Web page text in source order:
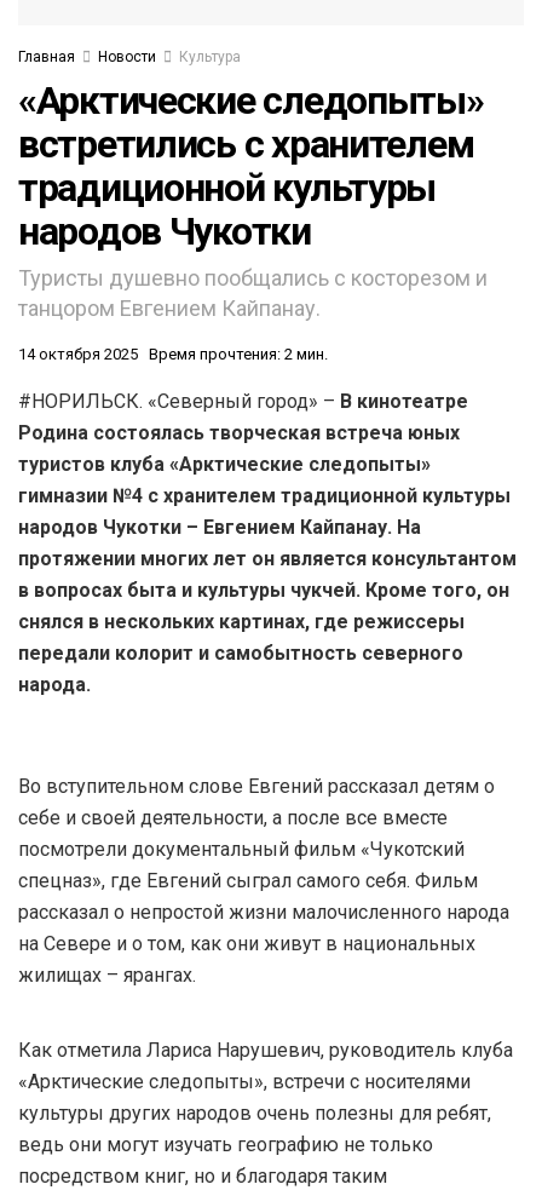
Главная Новости Культура
«Арктические следопыты»
встретились с хранителем
традиционной культуры
народов Чукотки
Туристы душевно пообщались с косторезом и
танцором Евгением Кайпанау.
14 октября 2025 Время прочтения: 2 мин.
#НОРИЛЬСК. «Северный город» – В кинотеатре
Родина состоялась творческая встреча юных
туристов клуба «Арктические следопыты»
гимназии №4 с хранителем традиционной культуры
народов Чукотки – Евгением Кайпанау. На
протяжении многих лет он является консультантом
в вопросах быта и культуры чукчей. Кроме того, он
снялся в нескольких картинах, где режиссеры
передали колорит и самобытность северного
народа.
Во вступительном слове Евгений рассказал детям о
себе и своей деятельности, а после все вместе
посмотрели документальный фильм «Чукотский
спецназ», где Евгений сыграл самого себя. Фильм
рассказал о непростой жизни малочисленного народа
на Севере и о том, как они живут в национальных
жилищах – ярангах.
Как отметила Лариса Нарушевич, руководитель клуба
«Арктические следопыты», встречи с носителями
культуры других народов очень полезны для ребят,
ведь они могут изучать географию не только
посредством книг, но и благодаря таким